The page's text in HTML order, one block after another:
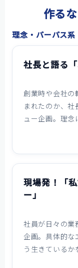
作る
理念・パーパス系
社長と語る
創業時や会社の
まれたのか、
ュー企画。理念
現場発！「
ー」
社員が日々の業
企画。具体的な
う生きているか